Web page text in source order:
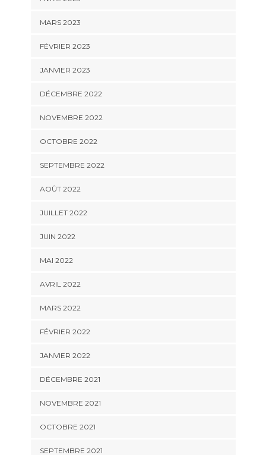
MARS 2023
FÉVRIER 2023
JANVIER 2023
DÉCEMBRE 2022
NOVEMBRE 2022
OCTOBRE 2022
SEPTEMBRE 2022
AOÛT 2022
JUILLET 2022
JUIN 2022
MAI 2022
AVRIL 2022
MARS 2022
FÉVRIER 2022
JANVIER 2022
DÉCEMBRE 2021
NOVEMBRE 2021
OCTOBRE 2021
SEPTEMBRE 2021